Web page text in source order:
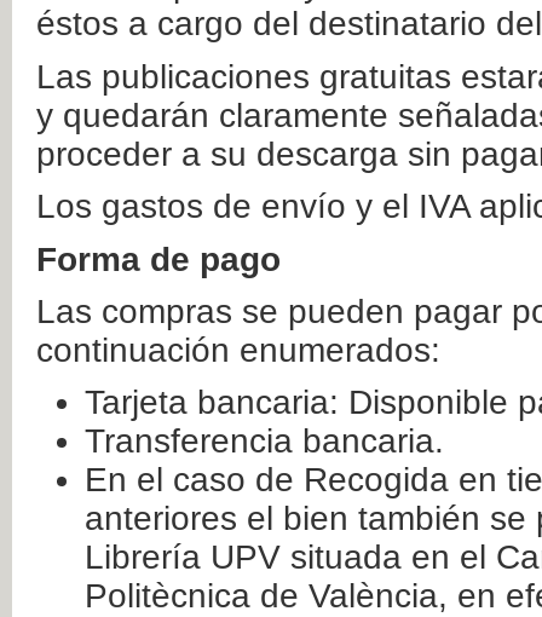
éstos a cargo del destinatario
Las publicaciones gratuitas
y quedarán claramente
proceder a su descarga sin
Los gastos de envío y el IVA
Forma de pago
Las compras se pueden pagar
continuación enumerados:
Tarjeta bancaria: Disponible
Transferencia bancaria.
En el caso de Recogida en
anteriores el bien también
Librería UPV situada en el
Politècnica de València, en